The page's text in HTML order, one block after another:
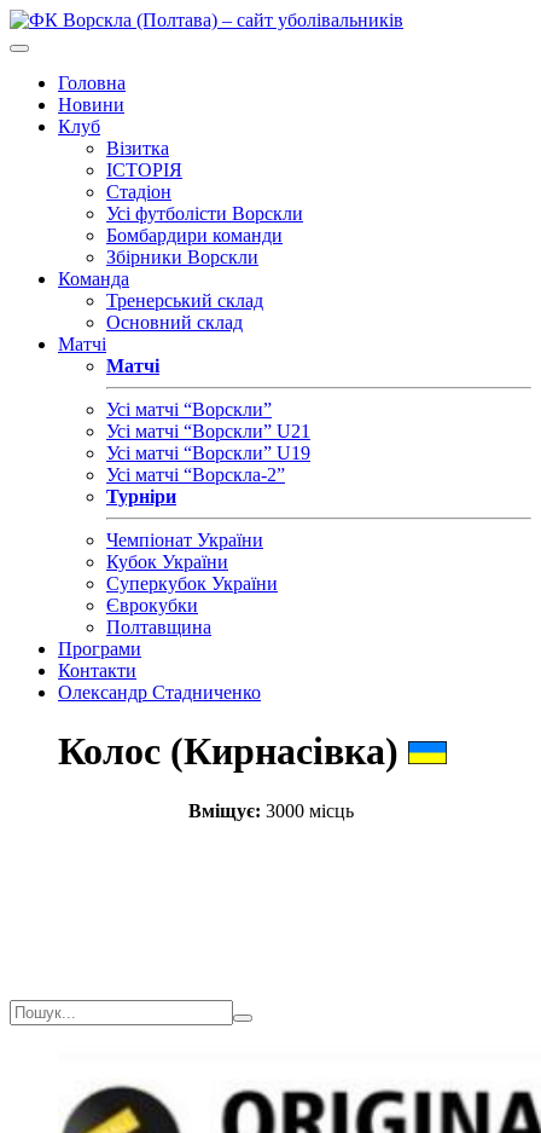
Головна
Новини
Клуб
Візитка
ІСТОРІЯ
Стадіон
Усі футболісти Ворскли
Бомбардири команди
Збірники Ворскли
Команда
Тренерський склад
Основний склад
Матчі
Матчі
Усі матчі “Ворскли”
Усі матчі “Ворскли” U21
Усі матчі “Ворскли” U19
Усі матчі “Ворскла-2”
Турніри
Чемпіонат України
Кубок України
Суперкубок України
Єврокубки
Полтавщина
Програми
Контакти
Олександр Стадниченко
Колос (Кирнасівка)
Вміщує: 3000 місць